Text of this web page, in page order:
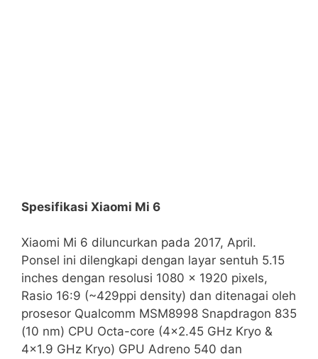
Spesifikasi Xiaomi Mi 6
Xiaomi Mi 6 diluncurkan pada 2017, April.
Ponsel ini dilengkapi dengan layar sentuh 5.15
inches dengan resolusi 1080 x 1920 pixels,
Rasio 16:9 (~429ppi density) dan ditenagai oleh
prosesor Qualcomm MSM8998 Snapdragon 835
(10 nm) CPU Octa-core (4×2.45 GHz Kryo &
4×1.9 GHz Kryo) GPU Adreno 540 dan